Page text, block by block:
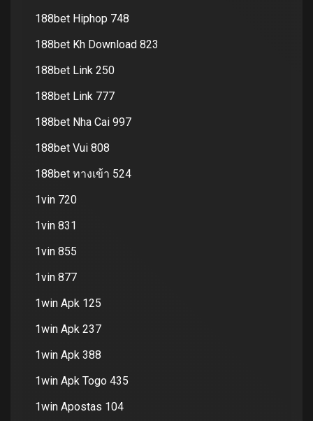
188bet Hiphop 748
188bet Kh Download 823
188bet Link 250
188bet Link 777
188bet Nha Cai 997
188bet Vui 808
188bet ทางเข้า 524
1vin 720
1vin 831
1vin 855
1vin 877
1win Apk 125
1win Apk 237
1win Apk 388
1win Apk Togo 435
1win Apostas 104